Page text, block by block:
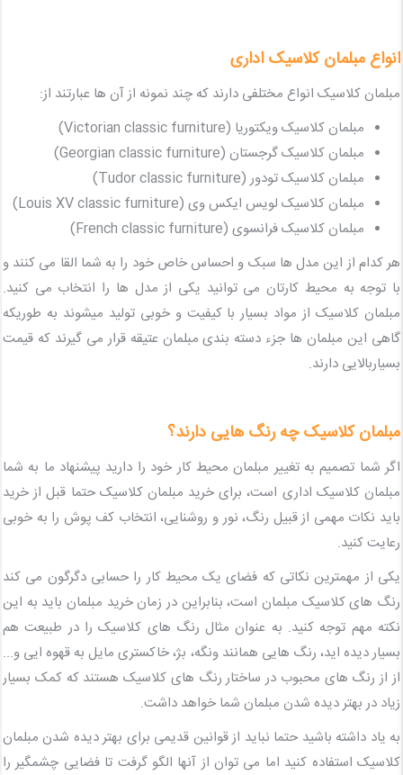
انواع مبلمان کلاسیک اداری
مبلمان کلاسیک انواع مختلفی دارند که چند نمونه از آن ها عبارتند از:
مبلمان کلاسیک ویکتوریا (Victorian classic furniture)
مبلمان کلاسیک گرجستان (Georgian classic furniture)
مبلمان کلاسیک تودور (Tudor classic furniture)
مبلمان کلاسیک لویس ایکس وی (Louis XV classic furniture)
مبلمان کلاسیک فرانسوی (French classic furniture)
هر کدام از این مدل ها سبک و احساس خاص خود را به شما القا می کنند و
با توجه به محیط کارتان می توانید یکی از مدل ها را انتخاب می کنید.
مبلمان کلاسیک از مواد بسیار با کیفیت و خوبی تولید میشوند به طوریکه
گاهی این مبلمان ها جزء دسته بندی مبلمان عتیقه قرار می گیرند که قیمت
بسیاربالایی دارند.
مبلمان کلاسیک چه رنگ هایی دارند؟
اگر شما تصمیم به تغییر مبلمان محیط کار خود را دارید پیشنهاد ما به شما
مبلمان کلاسیک اداری است، برای خرید مبلمان کلاسیک حتما قبل از خرید
باید نکات مهمی از قبیل رنگ، نور و روشنایی، انتخاب کف پوش را به خوبی
رعایت کنید.
یکی از مهمترین نکاتی که فضای یک محیط کار را حسابی دگرگون می کند
رنگ های کلاسیک مبلمان است، بنابراین در زمان خرید مبلمان باید به این
نکته مهم توجه کنید. به عنوان مثال رنگ های کلاسیک را در طبیعت هم
بسیار دیده اید، رنگ هایی همانند ونگه، بژ، خاکستری مایل به قهوه ایی و...
از از رنگ های محبوب در ساختار رنگ های کلاسیک هستند که کمک بسیار
زیاد در بهتر دیده شدن مبلمان شما خواهد داشت.
به یاد داشته باشید حتما نباید از قوانین قدیمی برای بهتر دیده شدن مبلمان
کلاسیک استفاده کنید اما می توان از آنها الگو گرفت تا فضایی چشمگیر را